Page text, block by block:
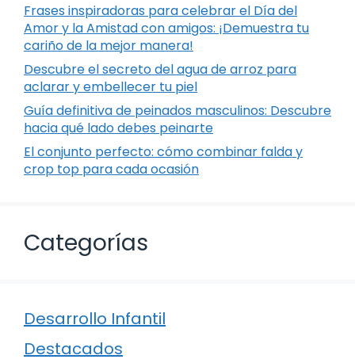
Frases inspiradoras para celebrar el Día del
Amor y la Amistad con amigos: ¡Demuestra tu
cariño de la mejor manera!
Descubre el secreto del agua de arroz para
aclarar y embellecer tu piel
Guía definitiva de peinados masculinos: Descubre
hacia qué lado debes peinarte
El conjunto perfecto: cómo combinar falda y
crop top para cada ocasión
Categorías
Desarrollo Infantil
Destacados